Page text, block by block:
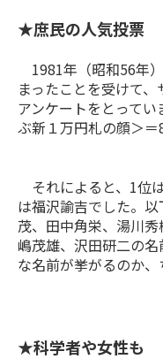
★庶民の人気投票
1981年（昭和56年
まったことを受けて
アンケートをとって
ぶ新１万円札の顔＞＝
それによると、1位
は福沢諭吉でした。
茂、田中角栄、湯川
嶋茂雄、沢田研二の
な名前が挙がるのか、
★科学者や女性も